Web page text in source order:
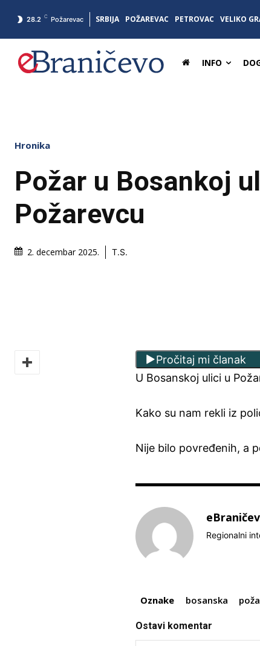
28.2 C Požarevac SRBIJA POŽAREVAC PETROVAC VELIKO
INFO
Hronika
Požar u Bosankoj
Požarevcu
2. decembar 2025. T.S.
Pročitaj mi članak
U Bosanskoj ulici u
Kako su nam rekli iz
Nije bilo povređenih, a
Regionalni
Oznake bosanska
Ostavi komentar